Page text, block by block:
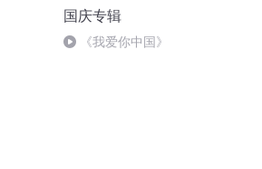
国庆专辑
《我爱你中国》